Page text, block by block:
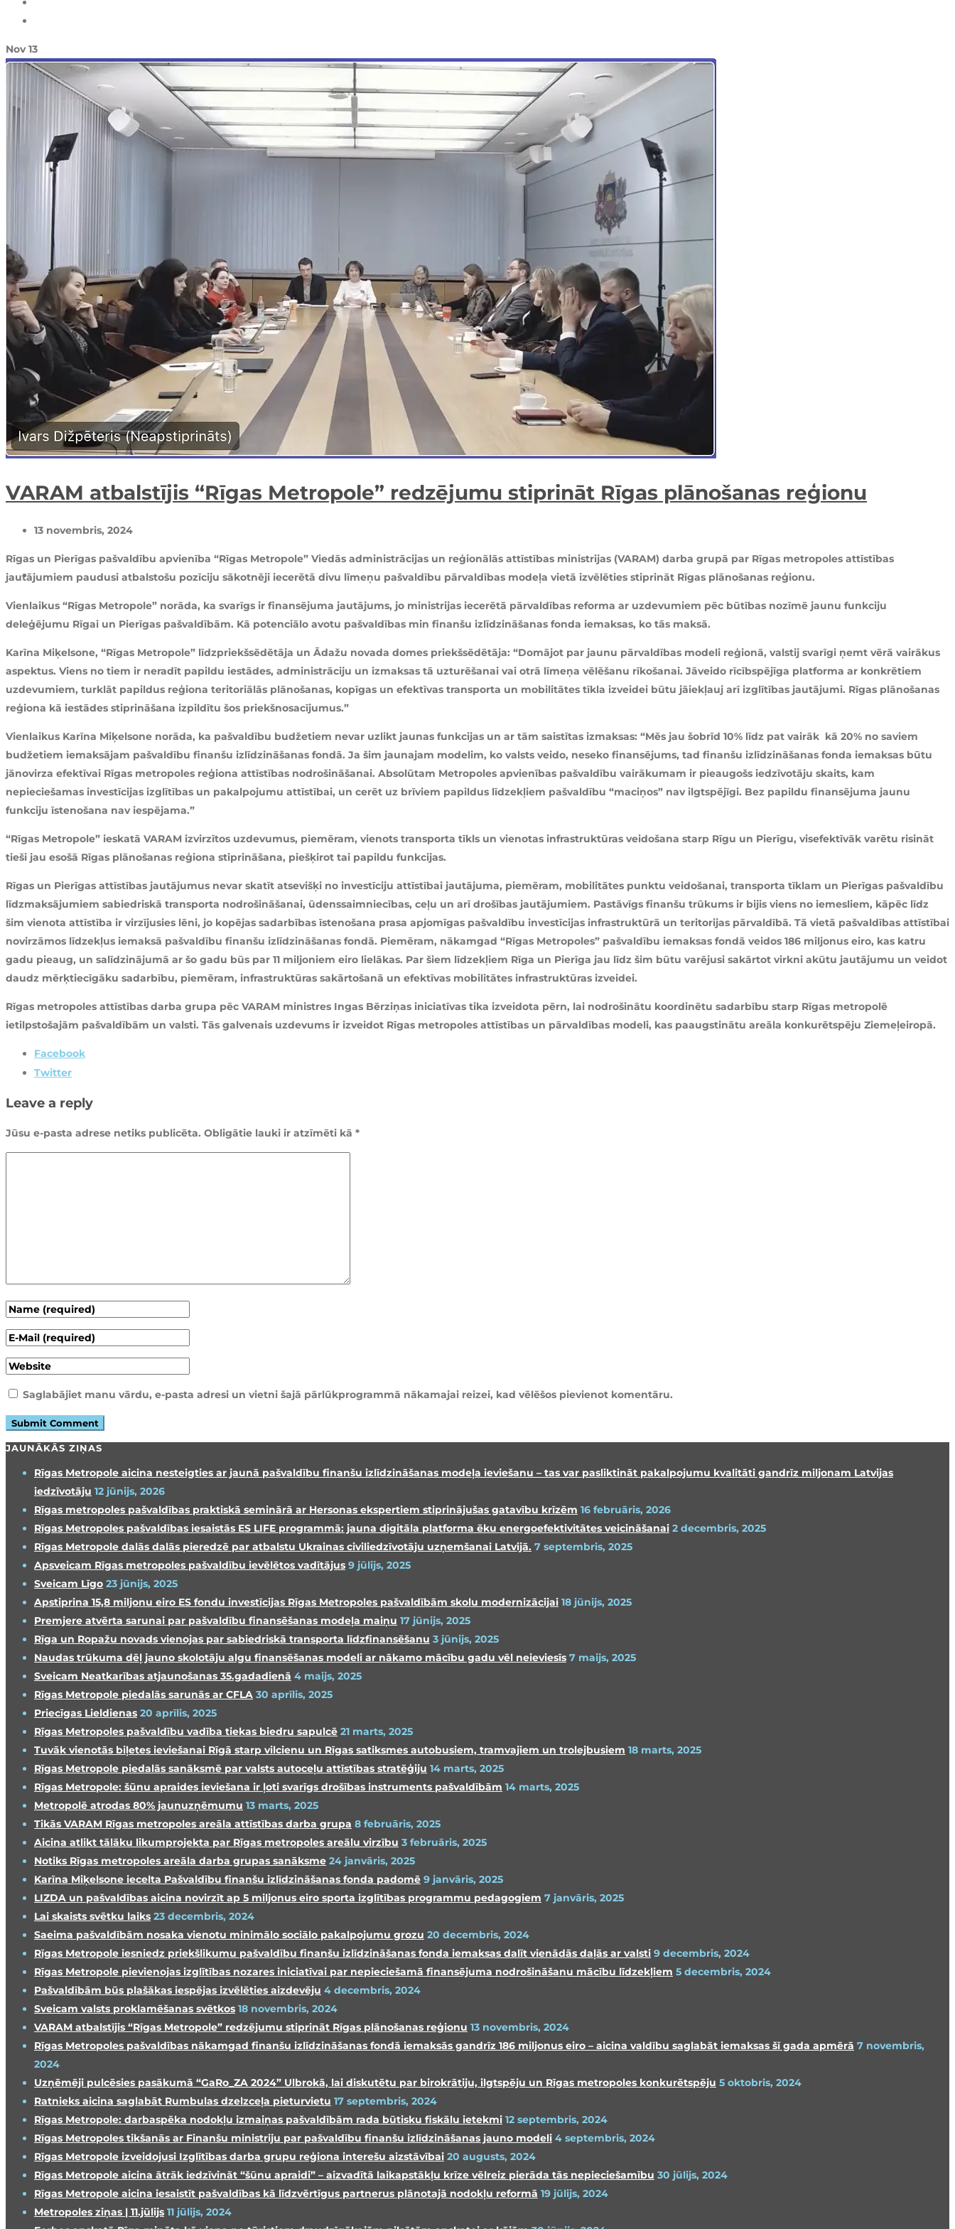
NODERĪGI
KONTAKTI
Nov 13
VARAM atbalstījis “Rīgas Metropole” redzējumu stiprināt Rīgas plānošanas reģionu
13 novembris, 2024
Rīgas un Pierīgas pašvaldību apvienība “Rīgas Metropole” Viedās administrācijas un reģionālās attīstības ministrijas (VARAM) darba grupā par Rīgas metropoles attīstības
jautājumiem paudusi atbalstošu pozīciju sākotnēji iecerētā divu līmeņu pašvaldību pārvaldības modeļa vietā izvēlēties stiprināt Rīgas plānošanas reģionu.
Vienlaikus “Rīgas Metropole” norāda, ka svarīgs ir finansējuma jautājums, jo ministrijas iecerētā pārvaldības reforma ar uzdevumiem pēc būtības nozīmē jaunu funkciju
deleģējumu Rīgai un Pierīgas pašvaldībām. Kā potenciālo avotu pašvaldības min finanšu izlīdzināšanas fonda iemaksas, ko tās maksā.
Karīna Miķelsone, “Rīgas Metropole” līdzpriekšsēdētāja un Ādažu novada domes priekšsēdētāja: “Domājot par jaunu pārvaldības modeli reģionā, valstij svarīgi ņemt vērā vairākus
aspektus. Viens no tiem ir neradīt papildu iestādes, administrāciju un izmaksas tā uzturēšanai vai otrā līmeņa vēlēšanu rīkošanai. Jāveido rīcībspējīga platforma ar konkrētiem
uzdevumiem, turklāt papildus reģiona teritoriālās plānošanas, kopīgas un efektīvas transporta un mobilitātes tīkla izveidei būtu jāiekļauj arī izglītības jautājumi. Rīgas plānošanas
reģiona kā iestādes stiprināšana izpildītu šos priekšnosacījumus.”
Vienlaikus Karīna Miķelsone norāda, ka pašvaldību budžetiem nevar uzlikt jaunas funkcijas un ar tām saistītas izmaksas: “Mēs jau šobrīd 10% līdz pat vairāk kā 20% no saviem
budžetiem iemaksājam pašvaldību finanšu izlīdzināšanas fondā. Ja šim jaunajam modelim, ko valsts veido, neseko finansējums, tad finanšu izlīdzināšanas fonda iemaksas būtu
jānovirza efektīvai Rīgas metropoles reģiona attīstības nodrošināšanai. Absolūtam Metropoles apvienības pašvaldību vairākumam ir pieaugošs iedzīvotāju skaits, kam
nepieciešamas investīcijas izglītības un pakalpojumu attīstībai, un cerēt uz brīviem papildus līdzekļiem pašvaldību “maciņos” nav ilgtspējīgi. Bez papildu finansējuma jaunu
funkciju īstenošana nav iespējama.”
“Rīgas Metropole” ieskatā VARAM izvirzītos uzdevumus, piemēram, vienots transporta tīkls un vienotas infrastruktūras veidošana starp Rīgu un Pierīgu, visefektīvāk varētu risināt
tieši jau esošā Rīgas plānošanas reģiona stiprināšana, piešķirot tai papildu funkcijas.
Rīgas un Pierīgas attīstības jautājumus nevar skatīt atsevišķi no investīciju attīstībai jautājuma, piemēram, mobilitātes punktu veidošanai, transporta tīklam un Pierīgas pašvaldību
līdzmaksājumiem sabiedriskā transporta nodrošināšanai, ūdenssaimniecības, ceļu un arī drošības jautājumiem. Pastāvīgs finanšu trūkums ir bijis viens no iemesliem, kāpēc līdz
šim vienota attīstība ir virzījusies lēni, jo kopējas sadarbības īstenošana prasa apjomīgas pašvaldību investīcijas infrastruktūrā un teritorijas pārvaldībā. Tā vietā pašvaldības attīstībai
novirzāmos līdzekļus iemaksā pašvaldību finanšu izlīdzināšanas fondā. Piemēram, nākamgad “Rīgas Metropoles” pašvaldību iemaksas fondā veidos 186 miljonus eiro, kas katru
gadu pieaug, un salīdzinājumā ar šo gadu būs par 11 miljoniem eiro lielākas. Par šiem līdzekļiem Rīga un Pierīga jau līdz šim būtu varējusi sakārtot virkni akūtu jautājumu un veidot
daudz mērķtiecīgāku sadarbību, piemēram, infrastruktūras sakārtošanā un efektīvas mobilitātes infrastruktūras izveidei.
Rīgas metropoles attīstības darba grupa pēc VARAM ministres Ingas Bērziņas iniciatīvas tika izveidota pērn, lai nodrošinātu koordinētu sadarbību starp Rīgas metropolē
ietilpstošajām pašvaldībām un valsti. Tās galvenais uzdevums ir izveidot Rīgas metropoles attīstības un pārvaldības modeli, kas paaugstinātu areāla konkurētspēju Ziemeļeiropā.
Facebook
Twitter
Leave a reply
Jūsu e-pasta adrese netiks publicēta. Obligātie lauki ir atzīmēti kā *
Saglabājiet manu vārdu, e-pasta adresi un vietni šajā pārlūkprogrammā nākamajai reizei, kad vēlēšos pievienot komentāru.
JAUNĀKĀS ZIŅAS
Rīgas Metropole aicina nesteigties ar jaunā pašvaldību finanšu izlīdzināšanas modeļa ieviešanu – tas var pasliktināt pakalpojumu kvalitāti gandrīz miljonam Latvijas
iedzīvotāju 12 jūnijs, 2026
Rīgas metropoles pašvaldības praktiskā seminārā ar Hersonas ekspertiem stiprinājušas gatavību krīzēm 16 februāris, 2026
Rīgas Metropoles pašvaldības iesaistās ES LIFE programmā: jauna digitāla platforma ēku energoefektivitātes veicināšanai 2 decembris, 2025
Rīgas Metropole dalās dalās pieredzē par atbalstu Ukrainas civiliedzīvotāju uzņemšanai Latvijā. 7 septembris, 2025
Apsveicam Rīgas metropoles pašvaldību ievēlētos vadītājus 9 jūlijs, 2025
Sveicam Līgo 23 jūnijs, 2025
Apstiprina 15,8 miljonu eiro ES fondu investīcijas Rīgas Metropoles pašvaldībām skolu modernizācijai 18 jūnijs, 2025
Premjere atvērta sarunai par pašvaldību finansēšanas modeļa maiņu 17 jūnijs, 2025
Rīga un Ropažu novads vienojas par sabiedriskā transporta līdzfinansēšanu 3 jūnijs, 2025
Naudas trūkuma dēļ jauno skolotāju algu finansēšanas modeli ar nākamo mācību gadu vēl neieviesīs 7 maijs, 2025
Sveicam Neatkarības atjaunošanas 35.gadadienā 4 maijs, 2025
Rīgas Metropole piedalās sarunās ar CFLA 30 aprīlis, 2025
Priecīgas Lieldienas 20 aprīlis, 2025
Rīgas Metropoles pašvaldību vadība tiekas biedru sapulcē 21 marts, 2025
Tuvāk vienotās biļetes ieviešanai Rīgā starp vilcienu un Rīgas satiksmes autobusiem, tramvajiem un trolejbusiem 18 marts, 2025
Rīgas Metropole piedalās sanāksmē par valsts autoceļu attīstības stratēģiju 14 marts, 2025
Rīgas Metropole: šūnu apraides ieviešana ir ļoti svarīgs drošības instruments pašvaldībām 14 marts, 2025
Metropolē atrodas 80% jaunuzņēmumu 13 marts, 2025
Tikās VARAM Rīgas metropoles areāla attīstības darba grupa 8 februāris, 2025
Aicina atlikt tālāku likumprojekta par Rīgas metropoles areālu virzību 3 februāris, 2025
Notiks Rīgas metropoles areāla darba grupas sanāksme 24 janvāris, 2025
Karīna Miķelsone iecelta Pašvaldību finanšu izlīdzināšanas fonda padomē 9 janvāris, 2025
LIZDA un pašvaldības aicina novirzīt ap 5 miljonus eiro sporta izglītības programmu pedagogiem 7 janvāris, 2025
Lai skaists svētku laiks 23 decembris, 2024
Saeima pašvaldībām nosaka vienotu minimālo sociālo pakalpojumu grozu 20 decembris, 2024
Rīgas Metropole iesniedz priekšlikumu pašvaldību finanšu izlīdzināšanas fonda iemaksas dalīt vienādās daļās ar valsti 9 decembris, 2024
Rīgas Metropole pievienojas izglītības nozares iniciatīvai par nepieciešamā finansējuma nodrošināšanu mācību līdzekļiem 5 decembris, 2024
Pašvaldībām būs plašākas iespējas izvēlēties aizdevēju 4 decembris, 2024
Sveicam valsts proklamēšanas svētkos 18 novembris, 2024
VARAM atbalstījis “Rīgas Metropole” redzējumu stiprināt Rīgas plānošanas reģionu 13 novembris, 2024
Rīgas Metropoles pašvaldības nākamgad finanšu izlīdzināšanas fondā iemaksās gandrīz 186 miljonus eiro – aicina valdību saglabāt iemaksas šī gada apmērā 7 novembris,
2024
Uzņēmēji pulcēsies pasākumā “GaRo_ZA 2024” Ulbrokā, lai diskutētu par birokrātiju, ilgtspēju un Rīgas metropoles konkurētspēju 5 oktobris, 2024
Ratnieks aicina saglabāt Rumbulas dzelzceļa pieturvietu 17 septembris, 2024
Rīgas Metropole: darbaspēka nodokļu izmaiņas pašvaldībām rada būtisku fiskālu ietekmi 12 septembris, 2024
Rīgas Metropoles tikšanās ar Finanšu ministriju par pašvaldību finanšu izlīdzināšanas jauno modeli 4 septembris, 2024
Rīgas Metropole izveidojusi Izglītības darba grupu reģiona interešu aizstāvībai 20 augusts, 2024
Rīgas Metropole aicina ātrāk iedzīvināt “šūnu apraidi” – aizvadītā laikapstākļu krīze vēlreiz pierāda tās nepieciešamību 30 jūlijs, 2024
Rīgas Metropole aicina iesaistīt pašvaldības kā līdzvērtīgus partnerus plānotajā nodokļu reformā 19 jūlijs, 2024
Metropoles ziņas | 11.jūlijs 11 jūlijs, 2024